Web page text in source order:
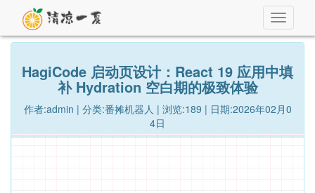
Toggle
HagiCode 启动页设计：React 19 应用中填
补 Hydration 空白期的极致体验
作者:admin | 分类:番摊机器人 | 浏览:189 | 日期:2026年02月0
4日